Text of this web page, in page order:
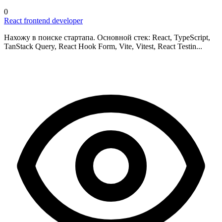
0
React frontend developer
Нахожу в поиске стартапа. Основной стек: React, TypeScript,
TanStack Query, React Hook Form, Vite, Vitest, React Testin...